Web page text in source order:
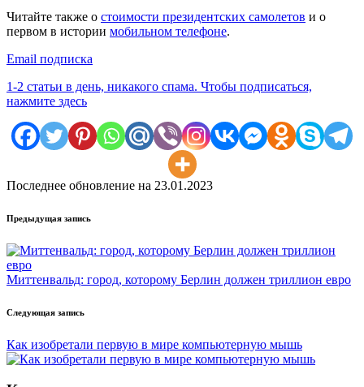
Читайте также о стоимости президентских самолетов и о
первом в истории мобильном телефоне.
Email подписка
1-2 статьи в день, никакого спама. Чтобы подписаться,
нажмите здесь
Последнее обновление на 23.01.2023
Навигация
записи
Предыдущая запись
Миттенвальд: город, которому Берлин должен триллион евро
Следующая запись
Как изобретали первую в мире компьютерную мышь